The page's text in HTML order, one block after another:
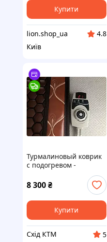
Купити
lion.shop_ua
4.8
Київ
Турмалиновый коврик
с подогревом -
Турмалиновый коврик
50*150 см
электрический
8 300₴
Купити
Схід КТМ
5